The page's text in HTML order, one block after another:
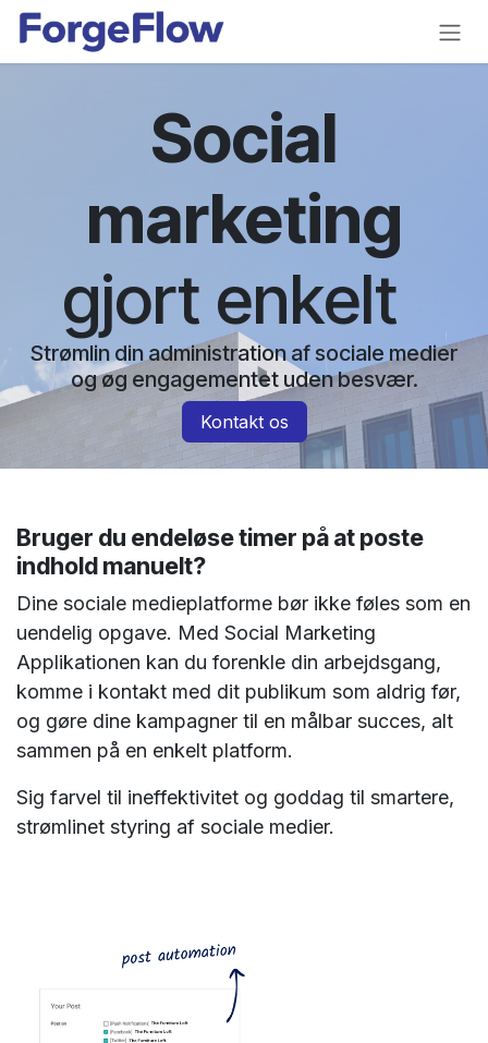
Gå til indhold
Social
marketing
gjort enkelt
Strømlin din administration af sociale medier
og øg engagementet uden besvær.
Kontakt os
Bruger du endeløse timer på at poste
indhold manuelt?
Dine sociale medieplatforme bør ikke føles som en
uendelig opgave. Med Social Marketing
Applikationen kan du forenkle din arbejdsgang,
komme i kontakt med dit publikum som aldrig før,
og gøre dine kampagner til en målbar succes, alt
sammen på en enkelt platform.
Sig farvel til ineffektivitet og goddag til smartere,
strømlinet styring af sociale medier.